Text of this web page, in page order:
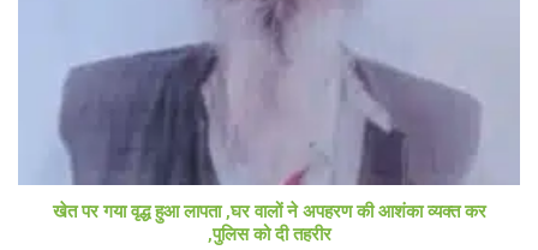
खेत पर गया वृद्ध हुआ लापता ,घर वालों ने अपहरण की आशंका व्यक्त कर
,पुलिस को दी तहरीर